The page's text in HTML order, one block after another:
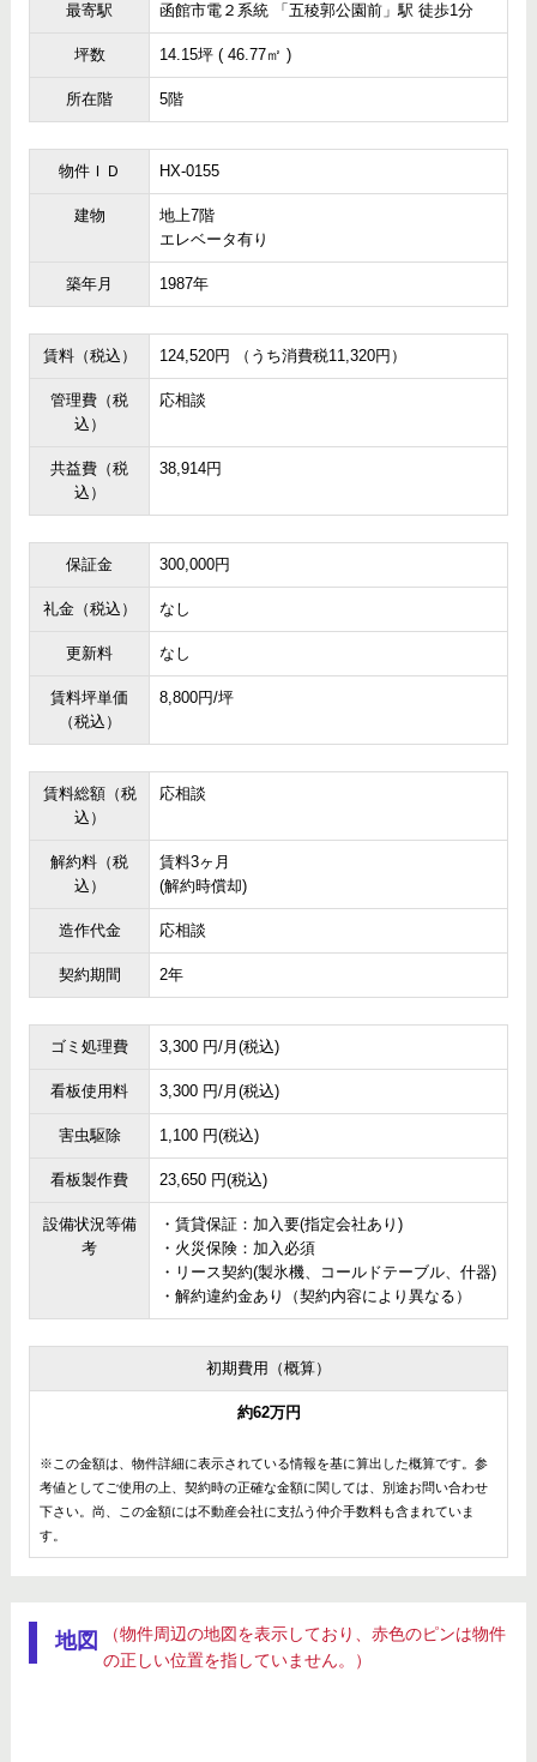
最寄駅 函館市電２系統 「五稜郭公園前」駅 徒歩1分
坪数 14.15坪 ( 46.77㎡ )
所在階 5階
物件ＩＤ HX-0155
建物
地上7階
エレベータ有り
築年月 1987年
賃料（税込） 124,520円 （うち消費税11,320円）
管理費（税
込）
応相談
共益費（税
込）
38,914円
保証金 300,000円
礼金（税込） なし
更新料 なし
賃料坪単価
（税込）
8,800円/坪
賃料総額（税
込）
応相談
解約料（税
込）
賃料3ヶ月
(解約時償却)
造作代金 応相談
契約期間 2年
ゴミ処理費 3,300 円/月(税込)
看板使用料 3,300 円/月(税込)
害虫駆除 1,100 円(税込)
看板製作費 23,650 円(税込)
設備状況等備
考
・賃貸保証：加入要(指定会社あり)
・火災保険：加入必須
・リース契約(製氷機、コールドテーブル、什器)
・解約違約金あり（契約内容により異なる）
初期費用（概算）
約62万円
※この金額は、物件詳細に表示されている情報を基に算出した概算です。参
考値としてご使用の上、契約時の正確な金額に関しては、別途お問い合わせ
下さい。尚、この金額には不動産会社に支払う仲介手数料も含まれていま
す。
地図
（物件周辺の地図を表示しており、赤色のピンは物件
の正しい位置を指していません。）